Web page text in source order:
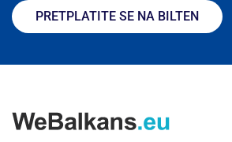
PRETPLATITE SE NA BILTEN